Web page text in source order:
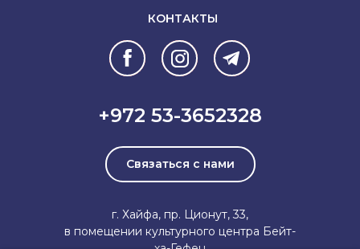
КОНТАКТЫ
+972 53-3652328
г. Хайфа, пр. Ционут, 33,
в помещении культурного центра Бейт-
Связаться с нами